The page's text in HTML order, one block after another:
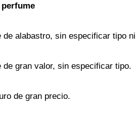
de alabastro, sin especificar tipo
de gran valor, sin especificar tipo.
de gran precio.